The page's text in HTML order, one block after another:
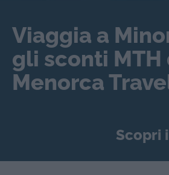
Viaggia a
gli sconti MTH
Menorca
Scopri